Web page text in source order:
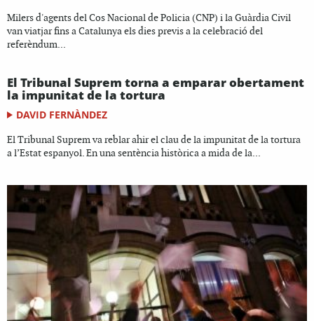
Milers d'agents del Cos Nacional de Policia (CNP) i la Guàrdia Civil
van viatjar fins a Catalunya els dies previs a la celebració del
referèndum...
El Tribunal Suprem torna a emparar obertament
la impunitat de la tortura
DAVID FERNÀNDEZ
El Tribunal Suprem va reblar ahir el clau de la impunitat de la tortura
a l’Estat espanyol. En una sentència històrica a mida de la...